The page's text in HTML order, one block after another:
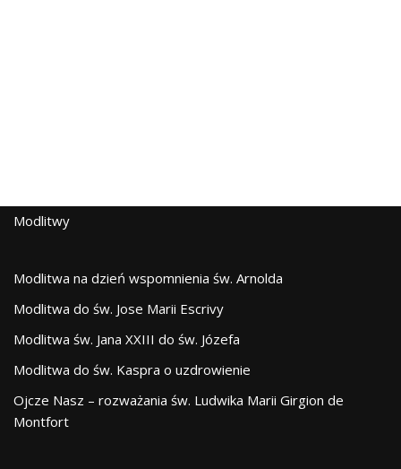
Modlitwy
Modlitwa na dzień wspomnienia św. Arnolda
Modlitwa do św. Jose Marii Escrivy
Modlitwa św. Jana XXIII do św. Józefa
Modlitwa do św. Kaspra o uzdrowienie
Ojcze Nasz – rozważania św. Ludwika Marii Girgion de
Montfort